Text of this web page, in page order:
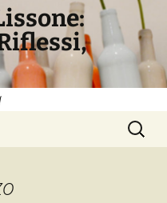
Ricerca
per: